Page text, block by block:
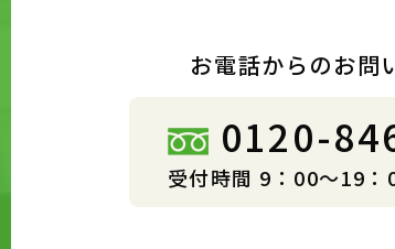
お電話からのお問
0120-
受付時間 9：00～19：